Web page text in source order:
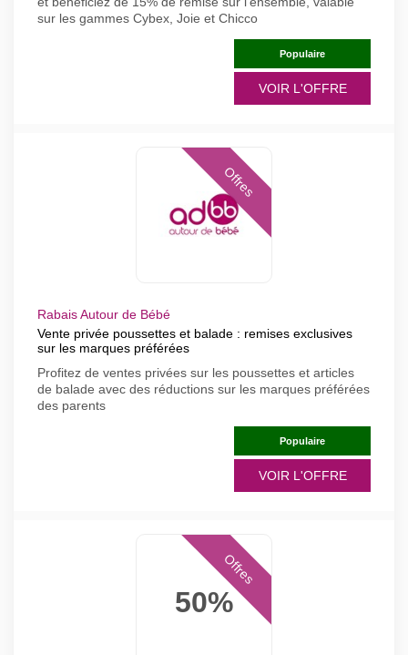
sur les gammes Cybex, Joie et Chicco
Populaire
VOIR L'OFFRE
Offres
Rabais Autour de Bébé
Vente privée poussettes et balade : remises exclusives
sur les marques préférées
Profitez de ventes privées sur les poussettes et articles
de balade avec des réductions sur les marques préférées
des parents
Populaire
VOIR L'OFFRE
50%
Offres